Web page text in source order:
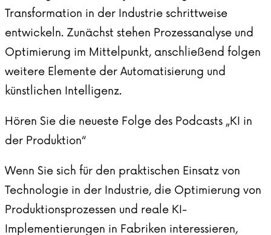
Transformation in der Industrie schrittweise
entwickeln. Zunächst stehen Prozessanalyse und
Optimierung im Mittelpunkt, anschließend folgen
weitere Elemente der Automatisierung und
künstlichen Intelligenz.
Hören Sie die neueste Folge des Podcasts „KI in
der Produktion“
Wenn Sie sich für den praktischen Einsatz von
Technologie in der Industrie, die Optimierung von
Produktionsprozessen und reale KI-
Implementierungen in Fabriken interessieren,